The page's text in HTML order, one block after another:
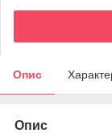
Опис
Опис